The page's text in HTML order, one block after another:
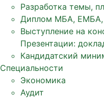
Разработка темы,
Диплом МБА, ЕМБА,
Выступление на
Презентации:
Кандидатский
Специальности
Экономика
Аудит